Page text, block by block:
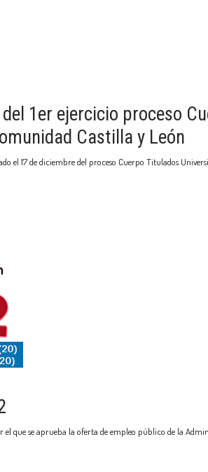
1er ejercicio proceso
Castilla y León
el 17 de diciembre del proceso Cuerpo Titulados
el que se aprueba la oferta de empleo público de la